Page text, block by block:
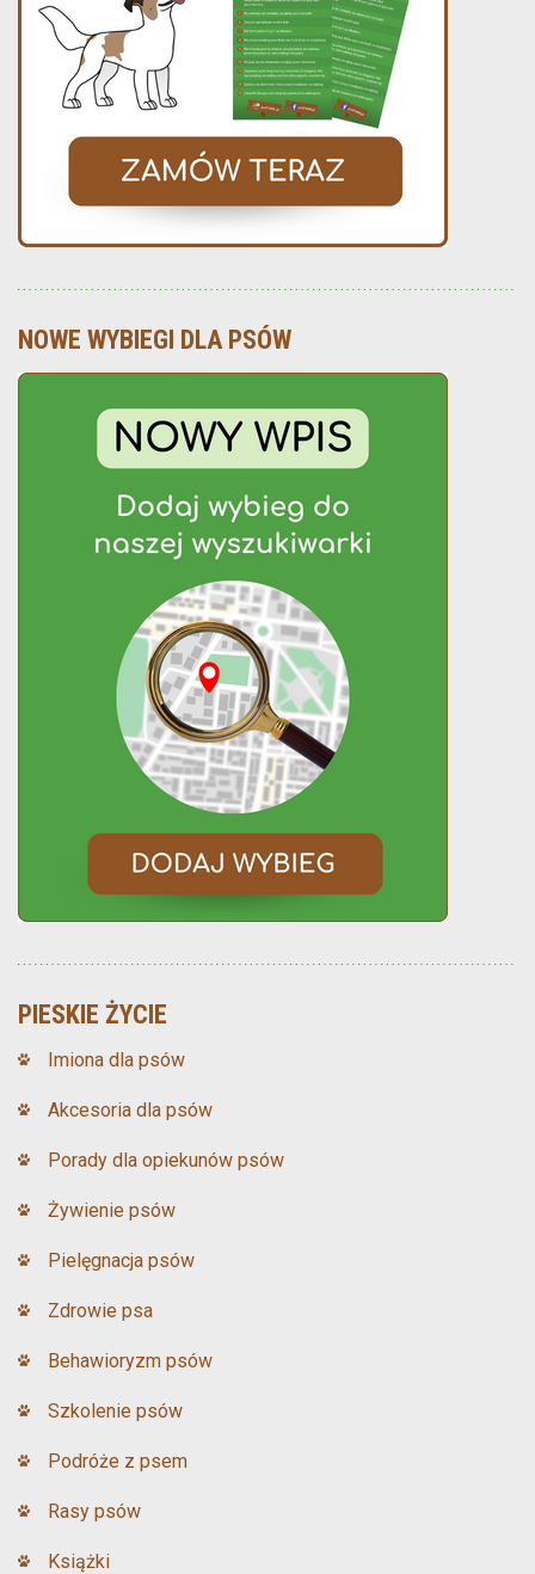
NOWE WYBIEGI DLA PSÓW
PIESKIE ŻYCIE
Imiona dla psów
Akcesoria dla psów
Porady dla opiekunów psów
Żywienie psów
Pielęgnacja psów
Zdrowie psa
Behawioryzm psów
Szkolenie psów
Podróże z psem
Rasy psów
Książki